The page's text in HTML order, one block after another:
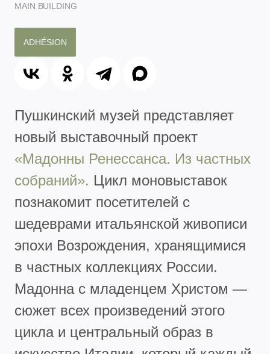
MAIN BUILDING
ADHÉSION
Пушкинский музей представляет
новый выставочный проект
«Мадонны Ренессанса. Из частных
собраний». Цикл моновыставок
познакомит посетителей с
шедеврами итальянской живописи
эпохи Возрождения, хранящимися
в частных коллекциях России.
Мадонна с младенцем Христом —
сюжет всех произведений этого
цикла и центральный образ в